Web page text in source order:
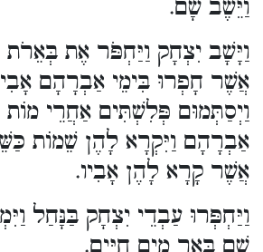
וַיֵּשֶׁב שָׁם.
וַיָּשָׁב יִצְחָק וַיַּחְפֹּר אֶת בְּאֵרֹת
אֲשֶׁר חָפְרוּ בִּימֵי אַבְרָהָם
וַיְסַתְּמוּם פְּלִשְׁתִּים אַחֲרֵי מוֹת
אַבְרָהָם וַיִּקְרָא לָהֶן שֵׁמוֹת
אֲשֶׁר קָרָא לָהֶן אָבִיו.
וַיַּחְפְּרוּ עַבְדֵי יִצְחָק בַּנָּחַל
שָׁם בְּאֵר מַיִם חַיִּים.